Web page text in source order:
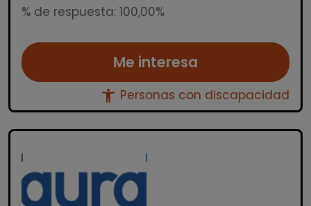
% de respuesta: 100,00%
Me interesa
accessibility_new Personas con discapacidad